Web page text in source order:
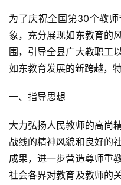
为了庆祝全国第30个教
象，充分展现如东教育的
围，引导全县广大教职工
如东教育发展的新跨越，
一、指导思想
大力弘扬人民教师的高尚
战线的精神风貌和良好的
成果，进一步营造尊师重
社会各界对教育及教师的